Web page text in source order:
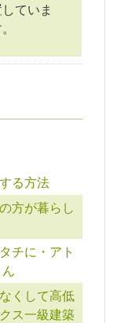
ていま
る方法
方が暮らし
チに・アト
くして高低
ス一級建築